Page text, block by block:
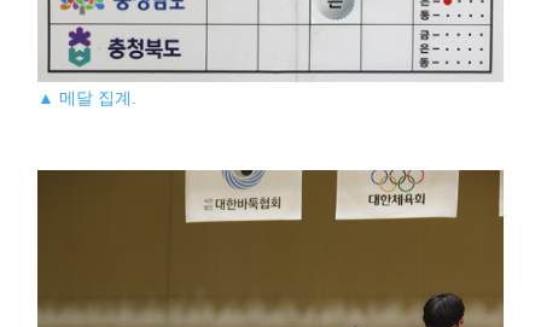
▲ 메달 집계.